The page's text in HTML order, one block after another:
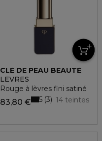
CLÉ DE PEAU BEAUTÉ
LÈVRES
Rouge à lèvres fini satiné
83,80 € 14 teintes
5 3